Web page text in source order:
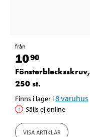
från
1090
Fönsterblecksskruv,
250 st.
Finns i lager i8varuhus
Säljs ej online
VISA ARTIKLAR